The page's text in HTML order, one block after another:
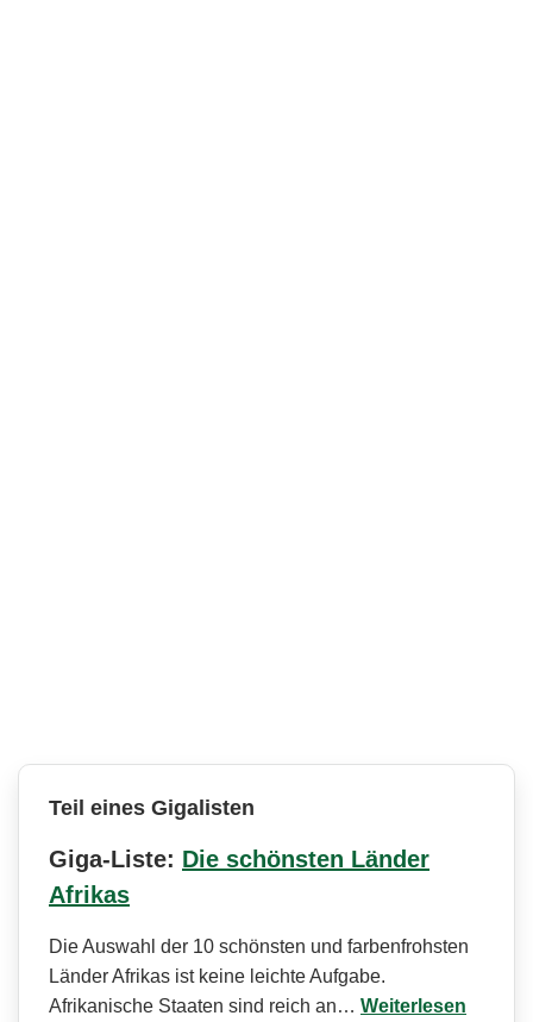
Teil eines Gigalisten
Giga-Liste: Die schönsten Länder
Afrikas
Die Auswahl der 10 schönsten und farbenfrohsten
Länder Afrikas ist keine leichte Aufgabe.
Afrikanische Staaten sind reich an… Weiterlesen